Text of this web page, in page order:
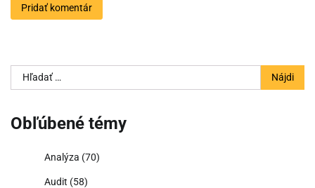
Hľadať:
Obľúbené témy
Analýza (70)
Audit (58)